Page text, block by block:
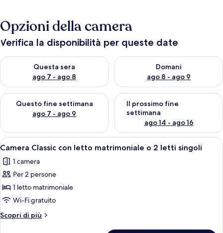
Opzioni della camera
Verifica la disponibilità per queste date
Questa sera
ago 7 - ago 8
Verifica la disponibilità per questa sera, ago 7 - ago 8
Domani
ago 8 - ago 9
Verifica la disponibilità per
Questo fine settimana
ago 7 - ago 9
Verifica la disponibilità per questo fine settimana, ago 7 - ago
Il prossimo fine
settimana
ago 14 - ago 16
Verifica la disponibilità per il
Apri
tutte
le
foto
per
Camera
Classic
con
Una camera da letto con un letto a
9
Camera Classic con letto matrimoniale o 2 letti singoli
1 camera
Per 2 persone
1 letto matrimoniale
Wi-Fi gratuito
Scopri di più
Altri